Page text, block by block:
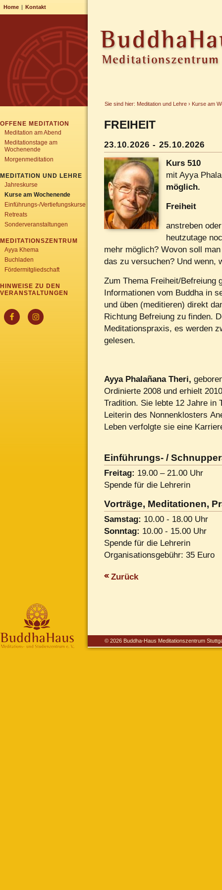
Home | Kontakt
Sie sind hier: Meditation und Lehre › Kurse am
OFFENE MEDITATION
Meditation am Abend
Meditationstage am
Wochenende
Morgenmeditation
MEDITATION UND LEHRE
Jahreskurse
Kurse am Wochenende
Einführungs-/Vertiefungskurse
Retreats
Sonderveranstaltungen
MEDITATIONSZENTRUM
Ayya Khema
Buchladen
Fördermitgliedschaft
HINWEISE ZU DEN
VERANSTALTUNGEN
FREIHEIT
23.10.2026 - 25.10.2026
Kurs 510
mit Ayya
möglich.
Freiheit
anstreben
heutzutage
mehr möglich? Wovon soll
das zu versuchen? Und wenn,
Zum Thema Freiheit/Befreiung
Informationen vom Buddha in
und üben (meditieren) direkt
Richtung Befreiung zu finden.
Meditationspraxis, es wer­den
gelesen.
Ayya Phalañana Theri,
Ordinierte 2008 und erhielt
Tradition. Sie lebte 12 Jahre in
Leiterin des Nonnenklosters
Leben verfolgte sie eine
Einführungs- /
Freitag: 19.00 – 21.00 Uhr
Spende für die Lehrerin
Vorträge, Meditationen,
Samstag: 10.00 - 18.00 Uhr
Sonntag: 10.00 - 15.00 Uhr
Spende für die Lehrerin
Organisationsgebühr: 35 Euro
Zurück
© 2026 Buddha-Haus Meditationszentrum